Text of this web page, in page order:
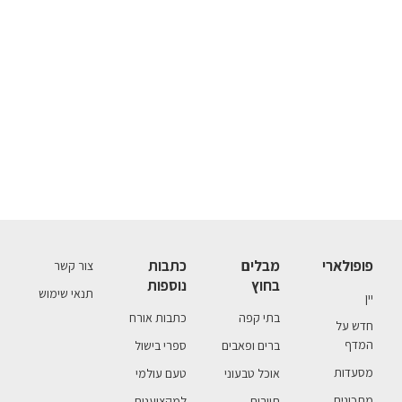
פופולארי
יין
חדש על
המדף
מסעדות
מבלים
בחוץ
בתי קפה
ברים ופאבים
אוכל טבעוני
כתבות
נוספות
כתבות אורח
ספרי בישול
טעם עולמי
צור קשר
תנאי שימוש